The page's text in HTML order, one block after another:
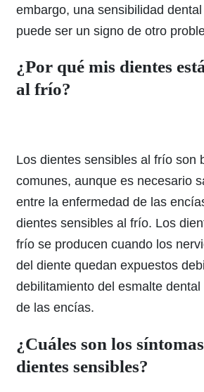
embargo, una sensibilidad
puede ser un signo de otro
¿Por qué mis dientes
al frío?
Los dientes sensibles al frío son
comunes, aunque es necesario
entre la enfermedad de las
dientes sensibles al frío. Los
frío se producen cuando los
del diente quedan expuestos
debilitamiento del esmalte
de las encías.
¿Cuáles son los
dientes sensibles?